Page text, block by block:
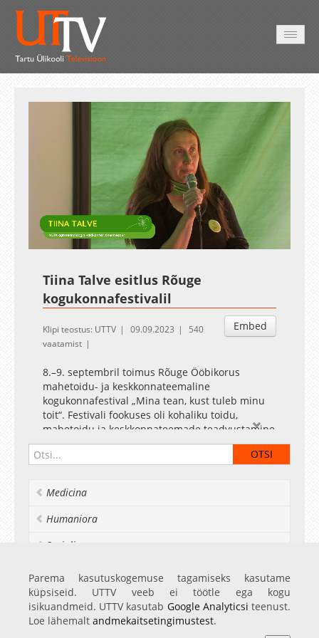
UnmuteLoaded:
1.59%
Esituskiirused
Auto
Tiina Talve esitlus Rõuge
kogukonnafestivalil
Embed
Klipi teostus: UTTV 09.09.2023
540
vaatamist
8.–9. septembril toimus Rõuge Ööbikorus
mahetoidu- ja keskkonnateemaline
kogukonnafestival „Mina tean, kust tuleb minu
toit“. Festivali fookuses oli kohaliku toidu,
mahetoidu ja keskkonnateemade teadvustamine
ühiskonnale. Kogukonnafestivali korraldas
Rõuge vallavalitsus koostöös paljude
Kogukonnaprogrammi ja Tartu Maailmaülikooli
programmi raames, mis kuuluvad Euroopa
kultuuripealinna Tartu 2024 põhiprogrammi.
Medicina
Humaniora
Socialia
Realia et naturalia
Ülikoolist veel
Parema kasutuskogemuse tagamiseks kasutame
küpsiseid. UTTV veeb ei töötle ega kogu
isikuandmeid. UTTV kasutab Google Analyticsi teenust.
Loe lähemalt andmekaitsetingimustest.